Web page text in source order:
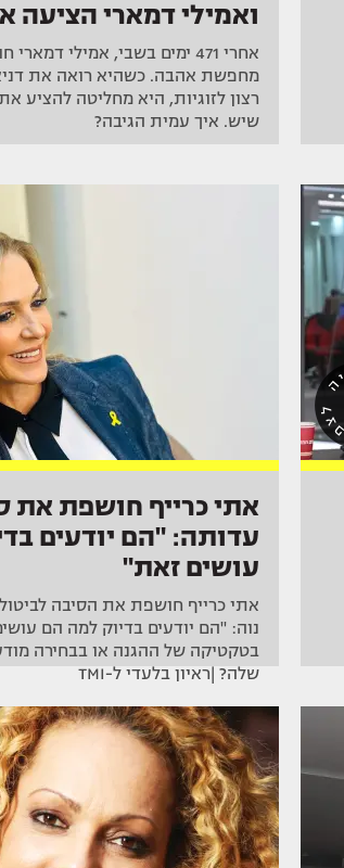
ואמילי דמארי הציעה
אחרי 471 ימים בשבי, אמילי
מחפשת אהבה. כשהיא רואה את
רצון לזוגיות, היא מחליטה להציע
שיש. איך עמית הגיבה?
אתי כרייף חושפת את
עדותה: "הם יודעים
עושים זאת"
אתי כרייף חושפת את הסיבה
נוה: "הם יודעים בדיוק למה הם
בטקטיקה של ההגנה או בבחירה
שלה? |ראיון בלעדי ל-TMI